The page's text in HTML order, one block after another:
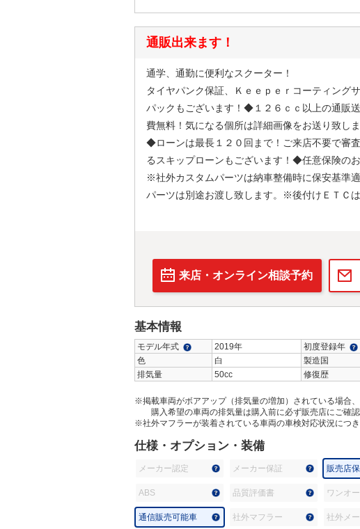
通販出来ます！
通学、通勤に便利なスクーター！
タイヤパンク保証、Ｋｅｅｐｅｒコーティング
パックもございます！◆１２６ｃｃ以上の通販
費無料！気になる個所は詳細画像をお送り致し
◆ローンは最長１２０回まで！ご来店不要で審
るスキップローンもございます！◆任意保険の
※社外カスタムパーツは納車整備時に保安基準
パーツは別途お渡し致します。※後付けＥＴＣ
来店・オンライン相談予約
基本情報
モデル年式 2019年 初度登録年
色
白 製造国
排気量
50cc 修復歴
※掲載車両がボアアップ（排気量の増加）されている場合
購入希望の車両の排気量は購入前に必ず販売店にご確認
※社外マフラーが装着されている車両の車検対応状況につ
仕様・オプション・装備
メーカー認定 メーカー保証 販売店
ABS 品質評価書 ワンオ
通信販売可能車 社外マフラー 社外メ